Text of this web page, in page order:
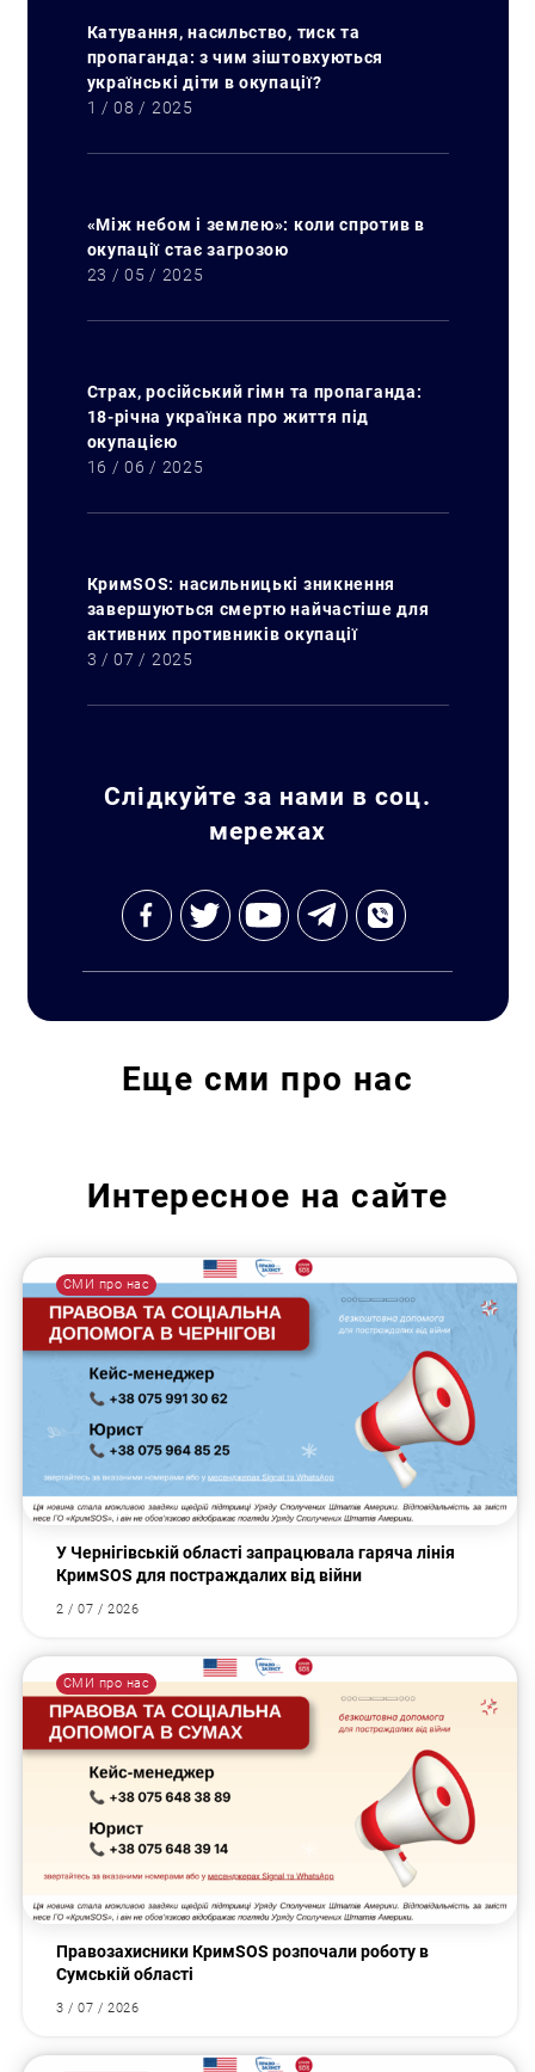
Катування, насильство, тиск та
пропаганда: з чим зіштовхуються
українські діти в окупації?
1 / 08 / 2025
«Між небом і землею»: коли спротив в
окупації стає загрозою
23 / 05 / 2025
Страх, російський гімн та пропаганда:
18-річна українка про життя під
окупацією
16 / 06 / 2025
КримSOS: насильницькі зникнення
завершуються смертю найчастіше для
активних противників окупації
3 / 07 / 2025
Слідкуйте за нами в соц.
мережах
Еще сми про нас
Интересное на сайте
СМИ про нас
У Чернігівській області запрацювала гаряча лінія
КримSOS для постраждалих від війни
2 / 07 / 2026
СМИ про нас
Правозахисники КримSOS розпочали роботу в
Сумській області
3 / 07 / 2026